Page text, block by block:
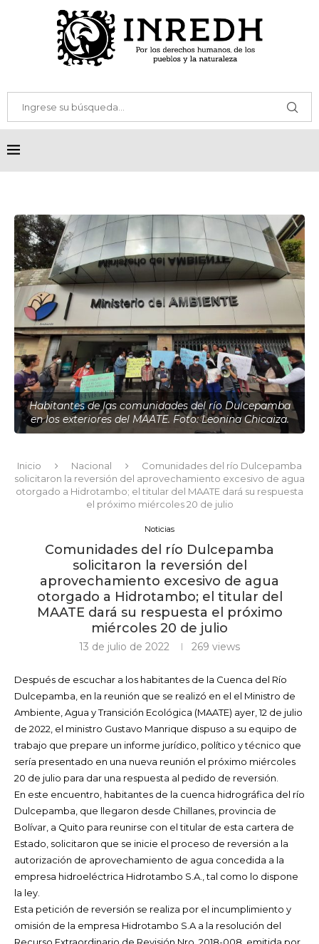
Habitantes de las comunidades del río Dulcepamba
en los exteriores del MAATE. Foto: Leonina Chicaiza.
Inicio Nacional
Comunidades del río Dulcepamba
solicitaron la reversión del aprovechamiento excesivo de agua
otorgado a Hidrotambo; el titular del MAATE dará su respuesta
el próximo miércoles 20 de julio
Noticias
Comunidades del río Dulcepamba
solicitaron la reversión del
aprovechamiento excesivo de agua
otorgado a Hidrotambo; el titular del
MAATE dará su respuesta el próximo
miércoles 20 de julio
13 de julio de 2022 269 views
Después de escuchar a los habitantes de la Cuenca del Río
Dulcepamba, en la reunión que se realizó en el el Ministro de
Ambiente, Agua y Transición Ecológica (MAATE) ayer, 12 de julio
de 2022, el ministro Gustavo Manrique dispuso a su equipo de
trabajo que prepare un informe jurídico, político y técnico que
sería presentado en una nueva reunión el próximo miércoles
20 de julio para dar una respuesta al pedido de reversión.
En este encuentro, habitantes de la cuenca hidrográfica del río
Dulcepamba, que llegaron desde Chillanes, provincia de
Bolívar, a Quito para reunirse con el titular de esta cartera de
Estado, solicitaron que se inicie el proceso de reversión a la
autorización de aprovechamiento de agua concedida a la
empresa hidroeléctrica Hidrotambo S.A., tal como lo dispone
la ley.
Esta petición de reversión se realiza por el incumplimiento y
omisión de la empresa Hidrotambo S.A a la resolución del
Recurso Extraordinario de Revisión Nro. 2018-008, emitida por